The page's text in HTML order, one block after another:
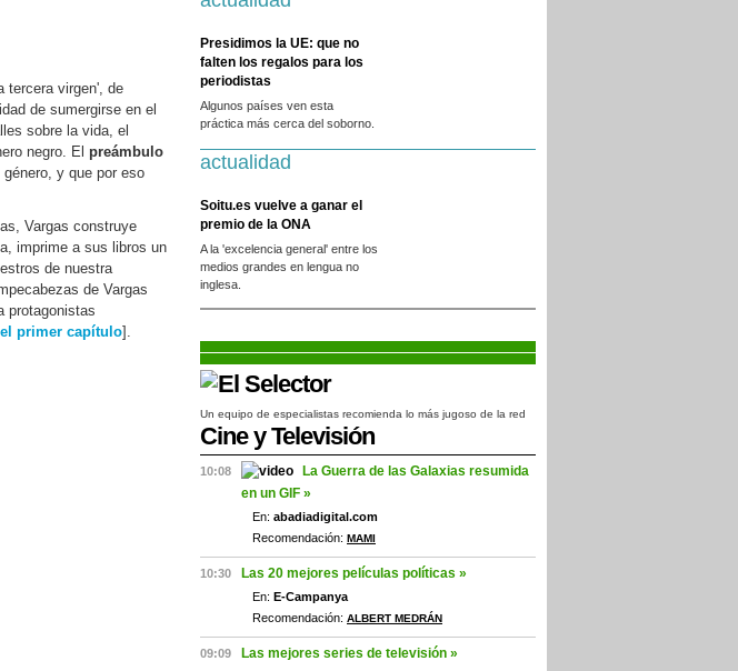
tercera virgen', de
de sumergirse en el
sobre la vida, el
negro. El preámbulo
y que por eso
Vargas construye
imprime a sus libros un
de nuestra
de Vargas
protagonistas
primer capítulo].
Presidimos la UE: que no
falten los regalos para los
periodistas
Algunos países ven esta
práctica más cerca del soborno.
actualidad
Soitu.es vuelve a ganar el
premio de la ONA
A la 'excelencia general' entre los
medios grandes en lengua no
inglesa.
Un equipo de especialistas recomienda lo más jugoso de la red
Cine y Televisión
10:08
La Guerra de las Galaxias resumida
en un GIF »
En: abadiadigital.com
Recomendación: MAMI
10:30 Las 20 mejores películas políticas »
En: E-Campanya
Recomendación: ALBERT MEDRÁN
09:09 Las mejores series de televisión »